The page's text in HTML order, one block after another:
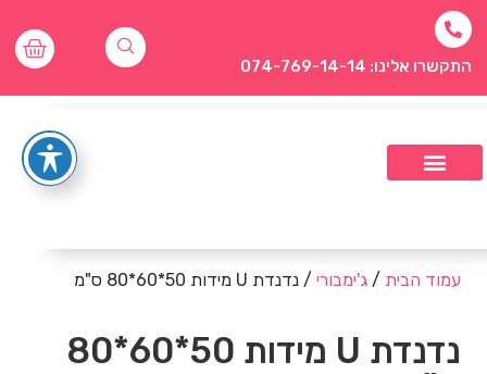
התקשרו אלינו: 074-769-14-14
עמוד הבית /ג'ימבורי / נדנדת U מידות 50*60*80 ס"מ
נדנדת U מידות 50*60*80